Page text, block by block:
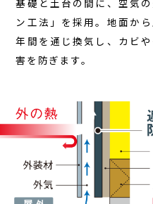
ン工法」を採用。地面か
年間を通じ換気し、カビ
害を防ぎます。